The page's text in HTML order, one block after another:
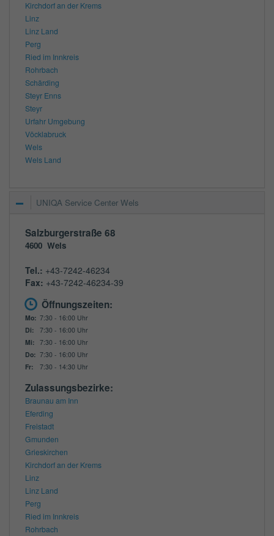
Kirchdorf an der Krems
Linz
Linz Land
Perg
Ried im Innkreis
Rohrbach
Schärding
Steyr Enns
Steyr
Urfahr Umgebung
Vöcklabruck
Wels
Wels Land
UNIQA Service Center Wels
Salzburgerstraße 68
4600 Wels
Tel.: +43-7242-46234
Fax: +43-7242-46234-39
Öffnungszeiten:
Mo: 7:30 - 16:00 Uhr
Di:
7:30 - 16:00 Uhr
Mi: 7:30 - 16:00 Uhr
Do: 7:30 - 16:00 Uhr
Fr:
7:30 - 14:30 Uhr
Zulassungsbezirke:
Braunau am Inn
Eferding
Freistadt
Gmunden
Grieskirchen
Kirchdorf an der Krems
Linz
Linz Land
Perg
Ried im Innkreis
Rohrbach